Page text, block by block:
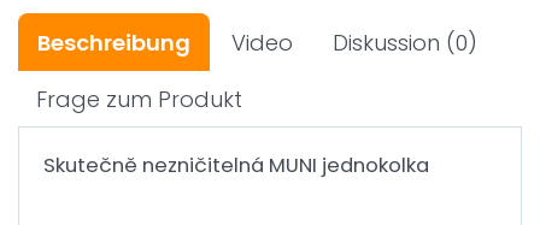
Beschreibung Video Diskussion (0)
Frage zum Produkt
Skutečně nezničitelná MUNI jednokolka